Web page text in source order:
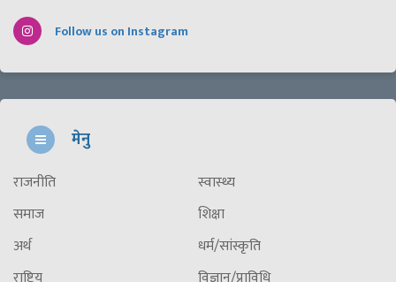
Follow us on Instagram
मेनु
राजनीति
समाज
अर्थ
स्वास्थ्य
शिक्षा
धर्म/सांस्कृति